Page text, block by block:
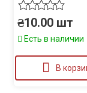
₴10.00 шт
Есть в наличии
В